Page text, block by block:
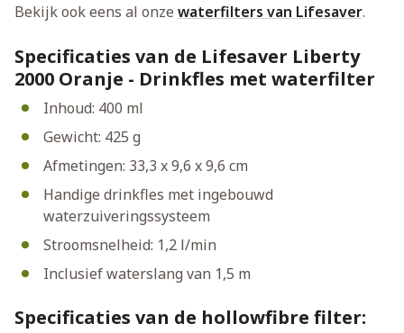
Bekijk ook eens al onze waterfilters van Lifesaver.
Specificaties van de Lifesaver Liberty
2000 Oranje - Drinkfles met waterfilter
Inhoud: 400 ml
Gewicht: 425 g
Afmetingen: 33,3 x 9,6 x 9,6 cm
Handige drinkfles met ingebouwd
waterzuiveringssysteem
Stroomsnelheid: 1,2 l/min
Inclusief waterslang van 1,5 m
Specificaties van de hollowfibre filter: